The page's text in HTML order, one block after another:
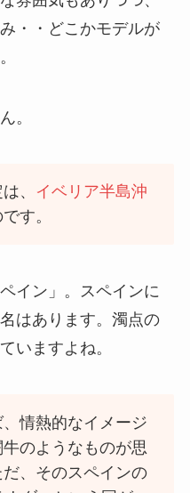
・・どこかモデルが
。
、 イベリア半島沖
す。
イン」。スペインに
はあります。濁点の
いますよね。
情熱的なイメージ
のようなものが思
、そのスペインの